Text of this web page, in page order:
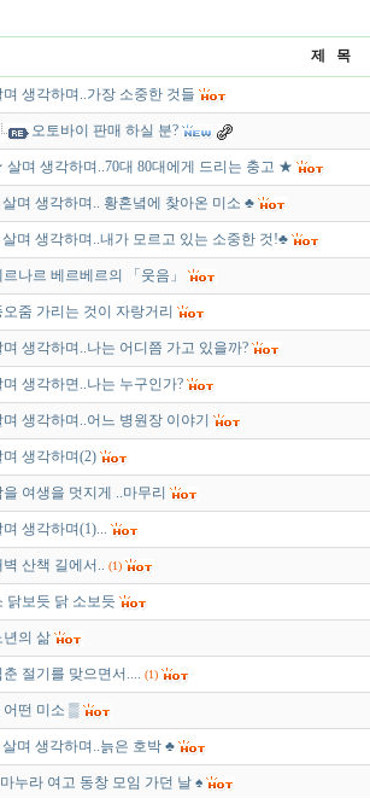
제 목
며 생각하며..가장 소중한 것들
오토바이 판매 하실 분?
살며 생각하며..70대 80대에게 드리는 충고 ★
며 생각하며.. 황혼녘에 찾아온 미소 ♣
며 생각하며..내가 모르고 있는 소중한 것!♣
르나르 베르베르의 「웃음」
오줌 가리는 것이 자랑거리
며 생각하며..나는 어디쯤 가고 있을까?
며 생각하면..나는 누구인가?
며 생각하며..어느 병원장 이야기
며 생각하며(2)
을 여생을 멋지게 ..마무리
며 생각하며(1)...
벽 산책 길에서.. (1)
닭보듯 닭 소보듯
년의 삶
춘 절기를 맞으면서.... (1)
떤 미소 ▒
며 생각하며..늙은 호박 ♣
누라 여고 동창 모임 가던 날 ♠